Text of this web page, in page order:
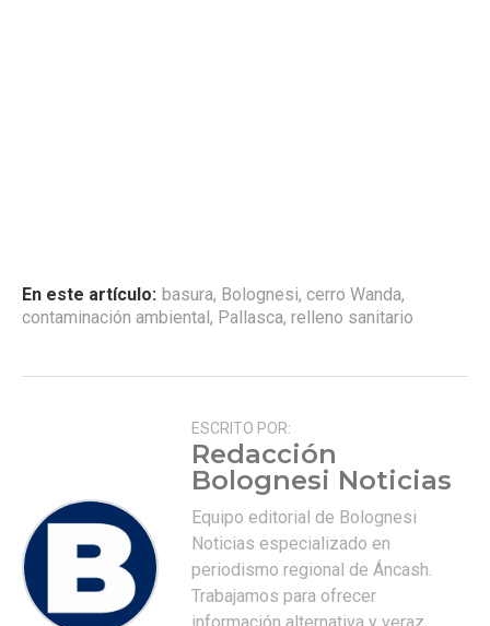
En este artículo: basura, Bolognesi, cerro Wanda,
contaminación ambiental, Pallasca, relleno sanitario
ESCRITO POR:
Redacción
Bolognesi Noticias
Equipo editorial de Bolognesi
Noticias especializado en
periodismo regional de Áncash.
Trabajamos para ofrecer